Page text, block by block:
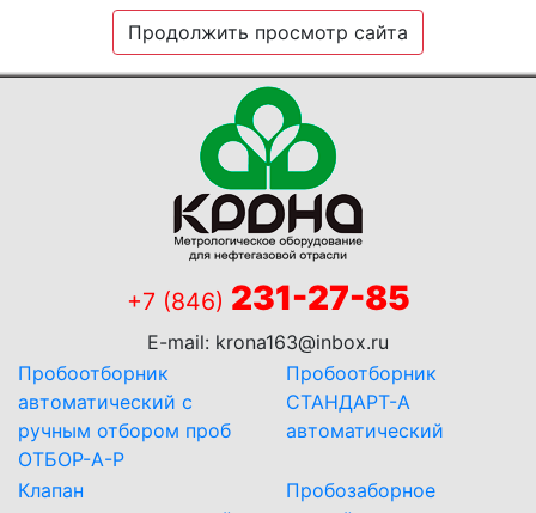
Продолжить просмотр сайта
+7 (846) 231-27-85
E-mail: krona163@inbox.ru
Пробоотборник
автоматический с
ручным отбором проб
ОТБОР-А-Р
Пробоотборник
СТАНДАРТ-А
автоматический
Клапан
Пробозаборное